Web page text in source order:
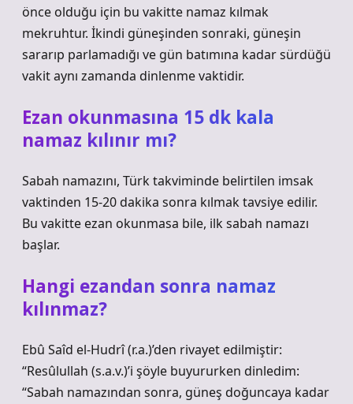
önce olduğu için bu vakitte namaz kılmak
mekruhtur. İkindi güneşinden sonraki, güneşin
sararıp parlamadığı ve gün batımına kadar sürdüğü
vakit aynı zamanda dinlenme vaktidir.
Ezan okunmasına 15 dk kala
namaz kılınır mı?
Sabah namazını, Türk takviminde belirtilen imsak
vaktinden 15-20 dakika sonra kılmak tavsiye edilir.
Bu vakitte ezan okunmasa bile, ilk sabah namazı
başlar.
Hangi ezandan sonra namaz
kılınmaz?
Ebû Saîd el-Hudrî (r.a.)’den rivayet edilmiştir:
“Resûlullah (s.a.v.)’i şöyle buyururken dinledim:
“Sabah namazından sonra, güneş doğuncaya kadar